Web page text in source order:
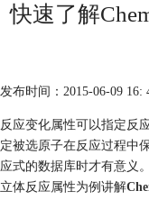
快速了解
发布时间：2015-06-09 16:
反应变化属性可以指定反
定被选原子在反应过程中
应式的数据库时才有意义
立体反应属性为例讲解